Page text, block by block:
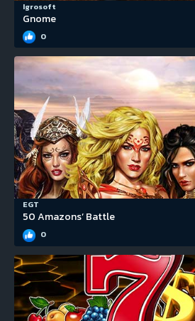
Igrosoft
Gnome
0
EGT
50 Amazons’ Battle
0